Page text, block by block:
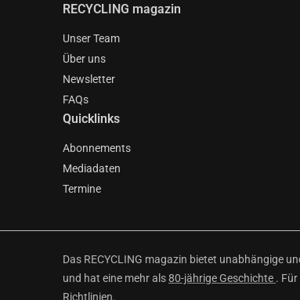
RECYCLING magazin
Unser Team
Über uns
Newsletter
FAQs
Quicklinks
Abonnements
Mediadaten
Termine
Das RECYCLING magazin bietet unabhängige
und hat eine mehr als80-jährige Geschichte .
Richtlinien.